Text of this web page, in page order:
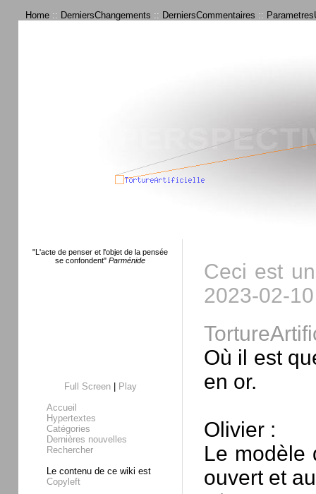
Home :: DerniersChangements :: DerniersCommentaires ::
"L'acte de penser et l'objet de la pensée
se confondent" Parménide
Full Screen|
Play
Accueil
Hypertextes
Catégories
Dernières nouvelles
Rechercher
Le contenu de ce wiki est
Copyleft
Ceci est
2023-02-
Où il est
en or.
Olivier :
Le
ouvert et